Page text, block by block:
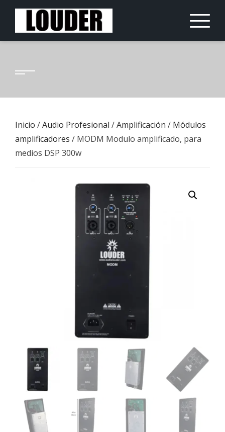
Saltar
contenido
Inicio /Audio Profesional /Amplificación / Módulos
amplificadores / MODM Modulo amplificado, para
medios DSP 300w